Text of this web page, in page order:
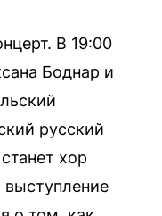
В 19:00
Боднар и
русский
хор
выступление